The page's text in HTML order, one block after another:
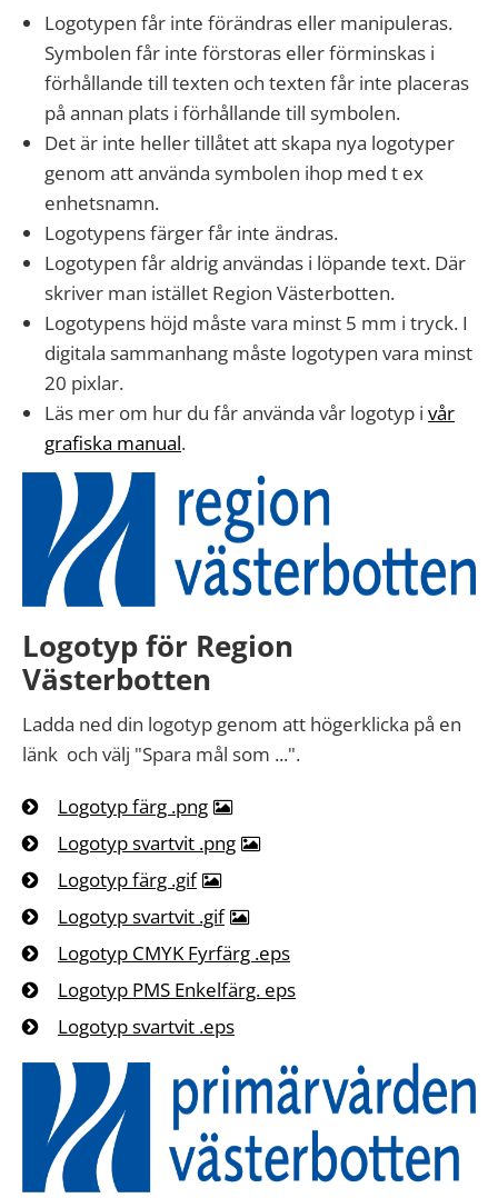
Logotypen får inte förändras eller manipuleras.
Symbolen får inte förstoras eller förminskas i
förhållande till texten och texten får inte placeras
på annan plats i förhållande till symbolen.
Det är inte heller tillåtet att skapa nya logotyper
genom att använda symbolen ihop med t ex
enhetsnamn.
Logotypens färger får inte ändras.
Logotypen får aldrig användas i löpande text. Där
skriver man istället Region Västerbotten.
Logotypens höjd måste vara minst 5 mm i tryck. I
digitala sammanhang måste logotypen vara minst
20 pixlar.
Läs mer om hur du får använda vår logotyp i vår
grafiska manual.
Logotyp för Region
Västerbotten
Ladda ned din logotyp genom att högerklicka på en
länk och välj "Spara mål som ...".
Logotyp färg .png
Logotyp svartvit .png
Logotyp färg .gif
Logotyp svartvit .gif
Logotyp CMYK Fyrfärg .eps
Logotyp PMS Enkelfärg. eps
Logotyp svartvit .eps